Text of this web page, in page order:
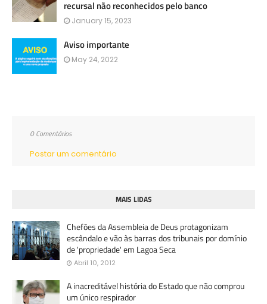
recursal não reconhecidos pelo banco
January 15, 2023
Aviso importante
May 24, 2022
0 Comentários
Postar um comentário
MAIS LIDAS
Chefões da Assembleia de Deus protagonizam
escândalo e vão às barras dos tribunais por domínio
de 'propriedade' em Lagoa Seca
Abril 10, 2012
A inacreditável história do Estado que não comprou
um único respirador